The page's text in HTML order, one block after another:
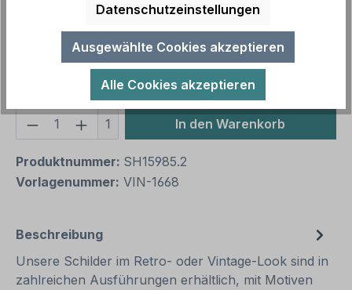
Gesamtpreis
Preise inkl. MwSt. zzgl. Versandkosten
Aufgrund von Neuberechnungen im Warenkorb sind
abweichende Endpreise möglich.
Produkt Anzahl: Gib den gewünschten
1 In den Warenkorb
Produktnummer: SH15985.2
Vorlagenummer: VIN-1668
Beschreibung
Unsere Schilder im Retro- oder Vintage-Look sind in
zahlreichen Ausführungen erhältlich, mit Motiven
Datenschutzeinstellungen
Ausgewählte Cookies akzeptieren
Alle Cookies akzeptieren